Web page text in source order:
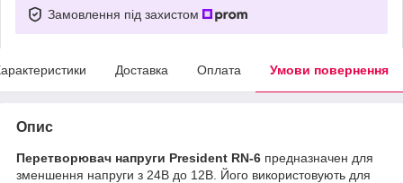
Замовлення під захистом
Доставка Оплата Умови повернення
Опис
Перетворювач напруги President RN-6 предназначен для
зменшення напруги з 24В до 12В Його використовують для